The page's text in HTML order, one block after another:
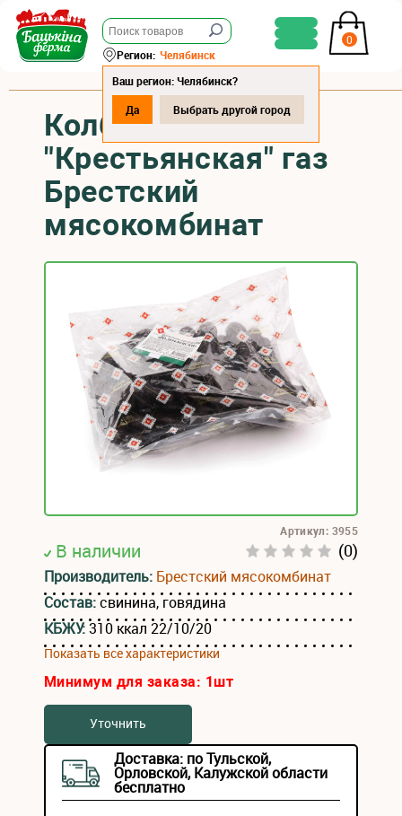
0
Регион: Челябинск
Ваш регион: Челябинск?
Да
Выбрать другой город
Колбаса кровяная
"Крестьянская" газ
Брестский
мясокомбинат
В наличии (0)
Артикул: 3955
Производитель: Брестский мясокомбинат
Состав:свинина, говядина
КБЖУ:310 ккал 22/10/20
Показать все характеристики
Минимум для заказа: 1шт
Уточнить
Доставка: по Тульской,
Орловской, Калужской области
бесплатно